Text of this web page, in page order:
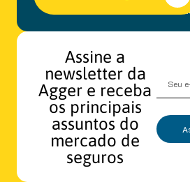
sem fidelidade e cartão
Assine a
newsletter da
Agger e receba
os principais
assuntos do
mercado de
seguros